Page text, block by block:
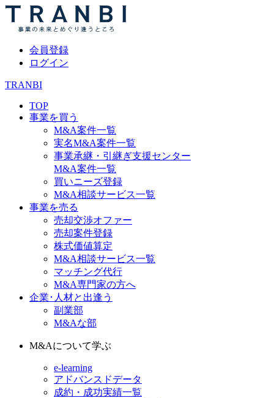
会員登録
ログイン
TRANBI
TOP
事業を買う
M&A案件一覧
実名M&A案件一覧
事業承継・引継ぎ支援センター
M&A案件一覧
買いニーズ登録
M&A相談サービス一覧
事業を売る
売却交渉オファー
売却案件登録
株式価値算定
M&A相談サービス一覧
マッチング代行
M&A専門家の方へ
企業･人材と出逢う
副業部
M&Aな部
M&Aについて学ぶ
e-learning
アドバンスドデータ
成約・成功実績一覧